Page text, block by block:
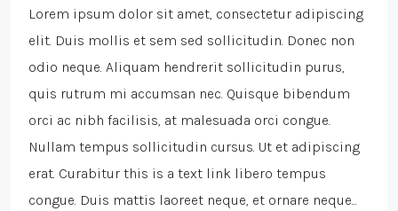
Lorem ipsum dolor sit amet, consectetur adipiscing
elit. Duis mollis et sem sed sollicitudin. Donec non
odio neque. Aliquam hendrerit sollicitudin purus,
quis rutrum mi accumsan nec. Quisque bibendum
orci ac nibh facilisis, at malesuada orci congue.
Nullam tempus sollicitudin cursus. Ut et adipiscing
erat. Curabitur this is a text link libero tempus
congue. Duis mattis laoreet neque, et ornare neque...